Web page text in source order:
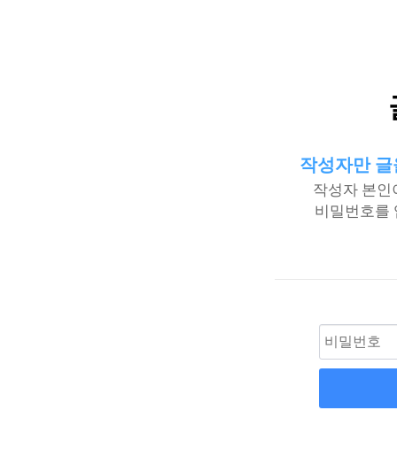
작성자만
작성자 본인
비밀번호를